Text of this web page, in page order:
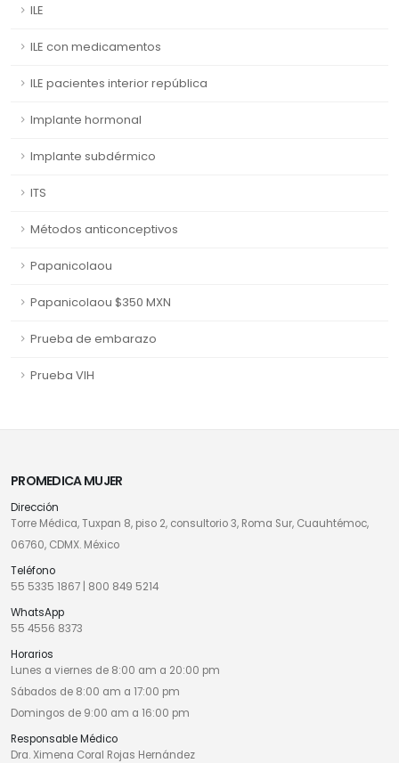
ILE
ILE con medicamentos
ILE pacientes interior república
Implante hormonal
Implante subdérmico
ITS
Métodos anticonceptivos
Papanicolaou
Papanicolaou $350 MXN
Prueba de embarazo
Prueba VIH
PROMEDICA MUJER
Dirección
Torre Médica, Tuxpan 8, piso 2, consultorio 3, Roma Sur, Cuauhtémoc,
06760, CDMX. México
Teléfono
55 5335 1867 | 800 849 5214
WhatsApp
55 4556 8373
Horarios
Lunes a viernes de 8:00 am a 20:00 pm
Sábados de 8:00 am a 17:00 pm
Domingos de 9:00 am a 16:00 pm
Responsable Médico
Dra. Ximena Coral Rojas Hernández